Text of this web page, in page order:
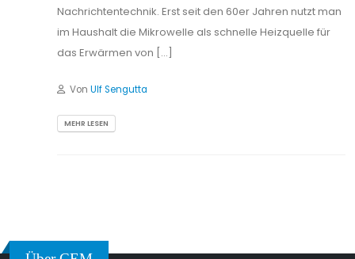
Nachrichtentechnik. Erst seit den 60er Jahren nutzt man
im Haushalt die Mikrowelle als schnelle Heizquelle für
das Erwärmen von […]
Von Ulf Sengutta
MEHR LESEN